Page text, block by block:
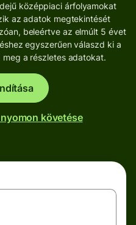
középpiaci árfolyamokat
az adatok megtekintését
beleértve az elmúlt 5 évet
egyszerűen válaszd ki a
a részletes adatokat.
követése